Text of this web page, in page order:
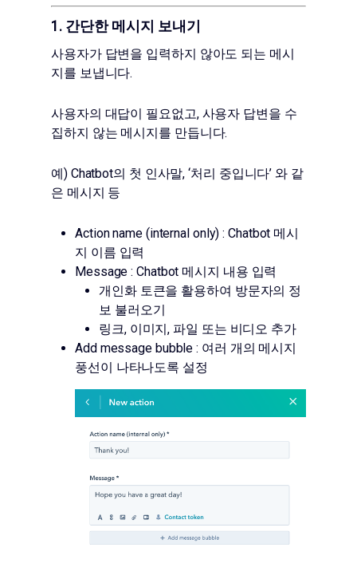
1. 간단한 메시지 보내기
사용자가 답변을 입력하지 않아도 되는 메시
지를 보냅니다.
사용자의 대답이 필요없고, 사용자 답변을 수
집하지 않는 메시지를 만듭니다.
예) Chatbot의 첫 인사말, ‘처리 중입니다’ 와 같
은 메시지 등
Action name (internal only) : Chatbot 메시
지 이름 입력
Message : Chatbot 메시지 내용 입력
개인화 토큰을 활용하여 방문자의 정
보 불러오기
링크, 이미지, 파일 또는 비디오 추가
Add message bubble : 여러 개의 메시지
풍선이 나타나도록 설정